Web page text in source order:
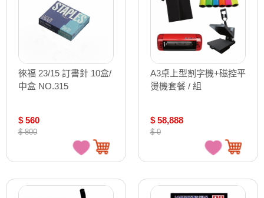
徠福 23/15 訂書針 10盒/
中盒 NO.315
$ 560
$ 800
A3桌上型割字機+磁控平
燙機套餐 / 組
$ 58,888
$ 0